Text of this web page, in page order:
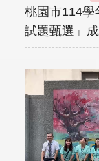
桃園市114學
試題甄選」